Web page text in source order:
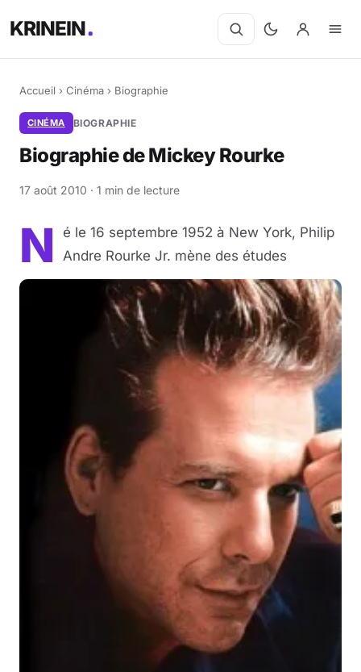
KRINEIN
Accueil › Cinéma › Biographie
CINÉMA BIOGRAPHIE
Biographie de Mickey Rourke
17 août 2010 · 1 min de lecture
N
é le 16 septembre 1952 à New York, Philip
Andre Rourke Jr. mène des études